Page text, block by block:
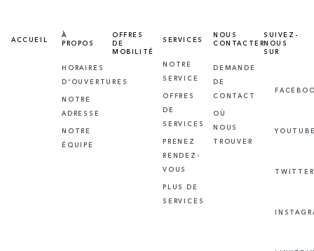
ACCUEIL
À
PROPOS
HORAIRES
D'OUVERTURES
NOTRE
ADRESSE
NOTRE
ÉQUIPE
OFFRES
DE
MOBILITÉ
SERVICES
NOTRE
SERVICE
OFFRES
DE
SERVICES
PRENEZ
RENDEZ-
VOUS
PLUS DE
SERVICES
NOUS
CONTACTER
DEMANDE
DE
CONTACT
OÙ
NOUS
TROUVER
SUIVEZ-
NOUS
SUR
TWITTER